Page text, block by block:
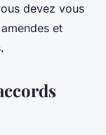
devez vous
et